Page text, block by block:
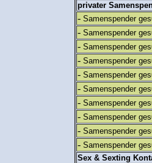
privater
- Samenspender
- Samenspender
- Samenspender
- Samenspender
- Samenspender
- Samenspender
- Samenspender
- Samenspender
- Samenspender
- Samenspender
Sex & Sexting